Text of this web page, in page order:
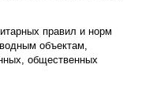
правил и норм
объектам,
общественных